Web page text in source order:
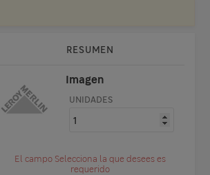
RESUMEN
Imagen
UNIDADES
El campo Selecciona la que desees es
requerido